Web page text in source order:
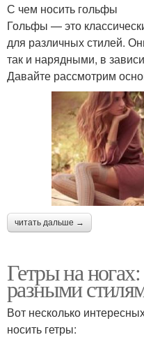
С чем носить гольфы
Гольфы — это
для различных стилей.
так и нарядными, в
Давайте рассмотрим
читать дальше →
Гетры на ногах:
разными
Вот несколько
носить гетры: